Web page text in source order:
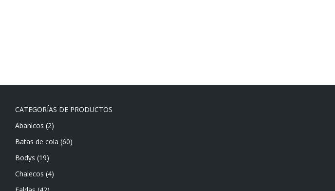
CATEGORÍAS DE PRODUCTOS
Abanicos (2)
Batas de cola (60)
Bodys (19)
Chalecos (4)